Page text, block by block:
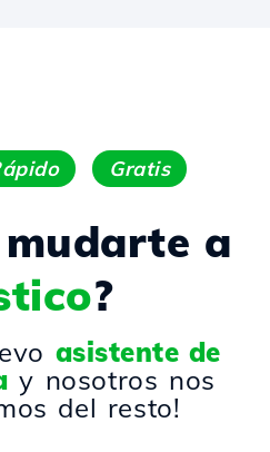
Gratis
mudarte a
?
asistente de
y nosotros nos
del resto!